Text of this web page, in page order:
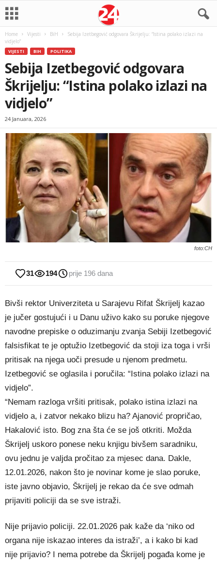
Home Vijesti BiH
Sebija Izetbegović odgovara Škrijelju: “Istina polako izlazi na
vidjelo”
VIJESTI BIH POLITIKA
Sebija Izetbegović odgovara
Škrijelju: “Istina polako izlazi na
vidjelo”
24 Januara, 2026
foto:CH
31 194 prije 196 dana
Bivši rektor Univerziteta u Sarajevu Rifat Škrijelj kazao
je jučer gostujući i u Danu uživo kako su poruke njegove
navodne prepiske o oduzimanju zvanja Sebiji Izetbegović
falsisfikat te je optužio Izetbegović da stoji iza toga i vrši
pritisak na njega uoči presude u njenom predmetu.
Izetbegović se oglasila i poručila: “Istina polako izlazi na
vidjelo”.
“Nemam razloga vršiti pritisak, polako istina izlazi na
vidjelo a, i zatvor nekako blizu ha? Ajanović propričao,
Hakalović isto. Bog zna šta će se još otkriti. Možda
Škrijelj uskoro ponese neku knjigu bivšem saradniku,
ovu jednu je valjda pročitao za mjesec dana. Dakle,
12.01.2026, nakon što je novinar kome je slao poruke,
iste javno objavio, Škrijelj je rekao da će sve odmah
prijaviti policiji da se sve istraži.
Nije prijavio policiji. 22.01.2026 pak kaže da ‘niko od
organa nije iskazao interes da istraži’, a i kako bi kad
nije prijavio? I nema potrebe da Škrijelj pogađa kome je